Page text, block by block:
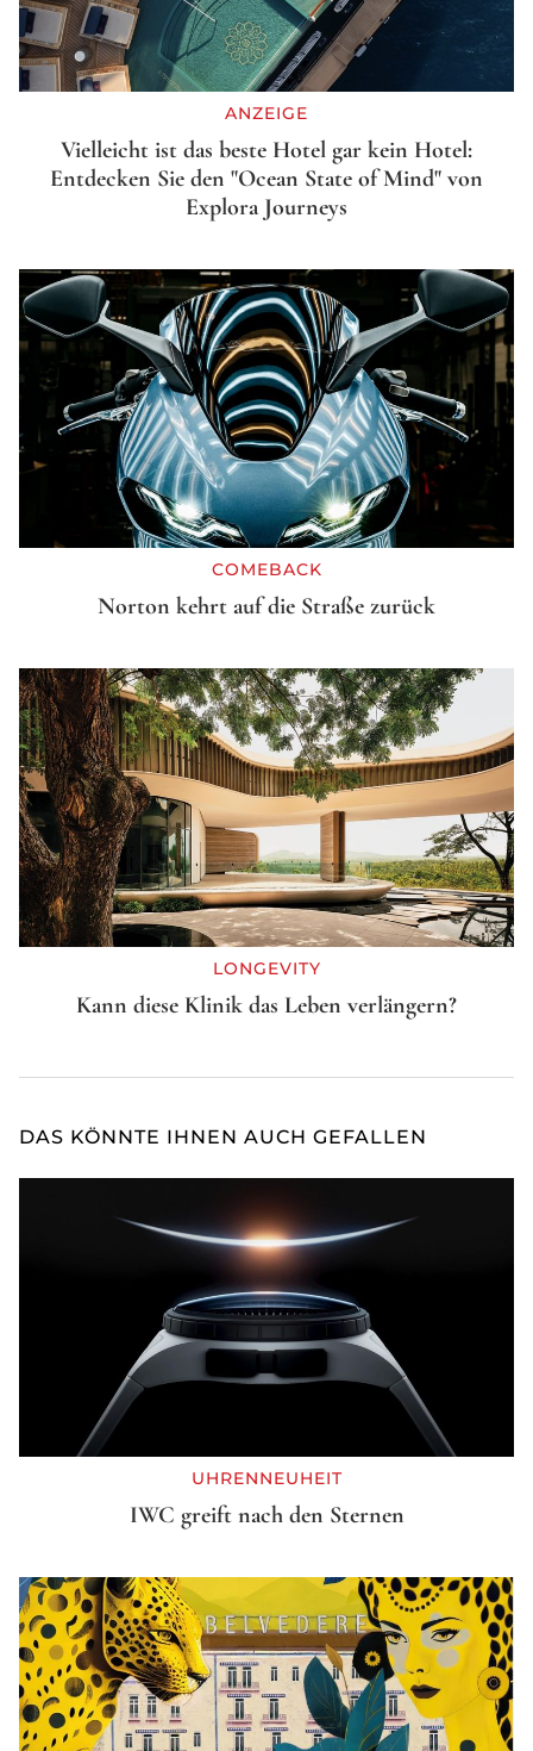
ANZEIGE
Vielleicht ist das beste Hotel gar kein Hotel:
Entdecken Sie den "Ocean State of Mind" von
Explora Journeys
COMEBACK
Norton kehrt auf die Straße zurück
LONGEVITY
Kann diese Klinik das Leben verlängern?
DAS KÖNNTE IHNEN AUCH GEFALLEN
UHRENNEUHEIT
IWC greift nach den Sternen